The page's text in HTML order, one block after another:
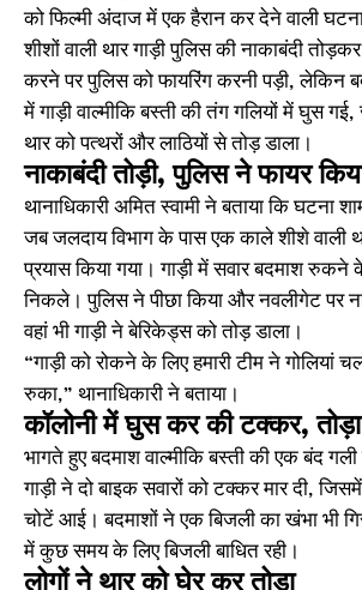
को फिल्मी अंदाज में एक हैरान कर देने वाली
शीशों वाली थार गाड़ी पुलिस की नाकाबंदी
करने पर पुलिस को फायरिंग करनी पड़ी, लेकिन
में गाड़ी वाल्मीकि बस्ती की तंग गलियों में घुस
थार को पत्थरों और लाठियों से तोड़ डाला।
नाकाबंदी तोड़ी, पुलिस ने फायर
थानाधिकारी अमित स्वामी ने बताया कि घटना
जब जलदाय विभाग के पास एक काले शीशे वाली
प्रयास किया गया। गाड़ी में सवार बदमाश
निकले। पुलिस ने पीछा किया और नवलीगेट पर
वहां भी गाड़ी ने बेरिकेड्स को तोड़ डाला।
“गाड़ी को रोकने के लिए हमारी टीम ने गोलियां
रुका,” थानाधिकारी ने बताया।
कॉलोनी में घुस कर की टक्कर,
भागते हुए बदमाश वाल्मीकि बस्ती की एक बंद
गाड़ी ने दो बाइक सवारों को टक्कर मार दी,
चोटें आई। बदमाशों ने एक बिजली का खंभा भी
में कुछ समय के लिए बिजली बाधित रही।
लोगों ने थार को घेर कर तोड़ा